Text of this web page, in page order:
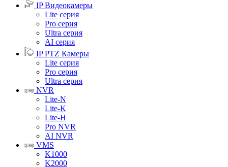
IP Видеокамеры
Lite серия
Pro серия
Ultra серия
AI серия
IP PTZ Камеры
Lite серия
Pro серия
Ultra серия
NVR
Lite-N
Lite-K
Lite-H
Pro NVR
AI NVR
VMS
K1000
K2000